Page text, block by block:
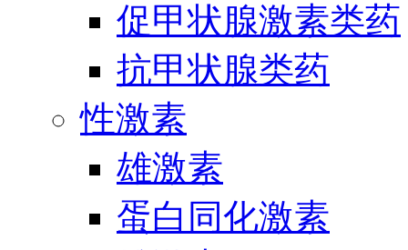
促甲状腺激素类药
抗甲状腺类药
性激素
雄激素
蛋白同化激素